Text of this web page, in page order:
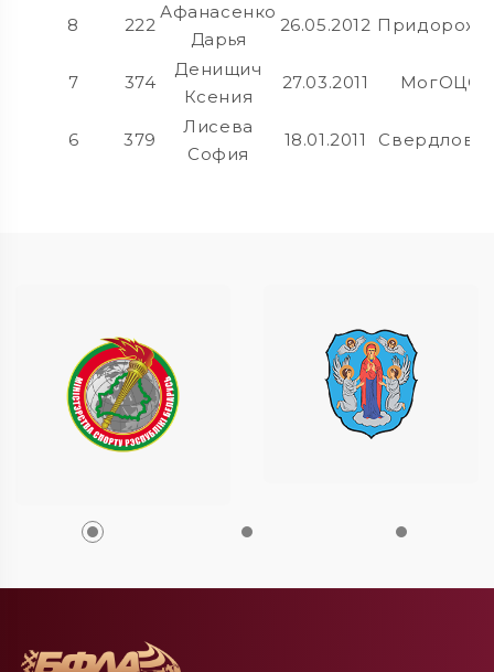
8 222
Афанасенко
Дарья
26.05.2012
7 374
Денищич
Ксения
27.03.2011
6 379
Лисева
София
18.01.2011